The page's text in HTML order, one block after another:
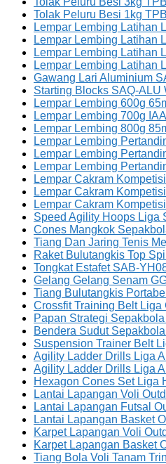
Tolak Peluru Besi 1kg
Lempar Lembing Latihan
Lempar Lembing Latihan
Lempar Lembing Latihan
Lempar Lembing Latihan
Gawang Lari Aluminium
Starting Blocks SAQ-ALU
Lempar Lembing 600g
Lempar Lembing 700g
Lempar Lembing 800g
Lempar Lembing
Lempar Lembing
Lempar Lembing
Lempar Cakram
Lempar Cakram
Lempar Cakram
Speed Agility Hoops Liga
Cones Mangkok
Tiang Dan Jaring Tenis
Raket Bulutangkis Top
Tongkat Estafet SAB-
Gelang Gelang Senam
Tiang Bulutangkis
Crossfit Training Belt Liga
Papan Strategi
Bendera Sudut
Suspension Trainer Belt
Agility Ladder Drills Liga
Agility Ladder Drills Liga
Hexagon Cones Set Liga
Lantai Lapangan Voli
Lantai Lapangan Futsal
Lantai Lapangan Basket
Karpet Lapangan Voli
Karpet Lapangan Basket
Tiang Bola Voli Tanam